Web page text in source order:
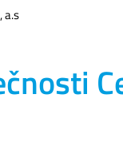
a.s